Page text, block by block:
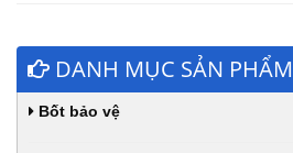
DANH MỤC SẢN PHẨM
Bốt bảo vệ